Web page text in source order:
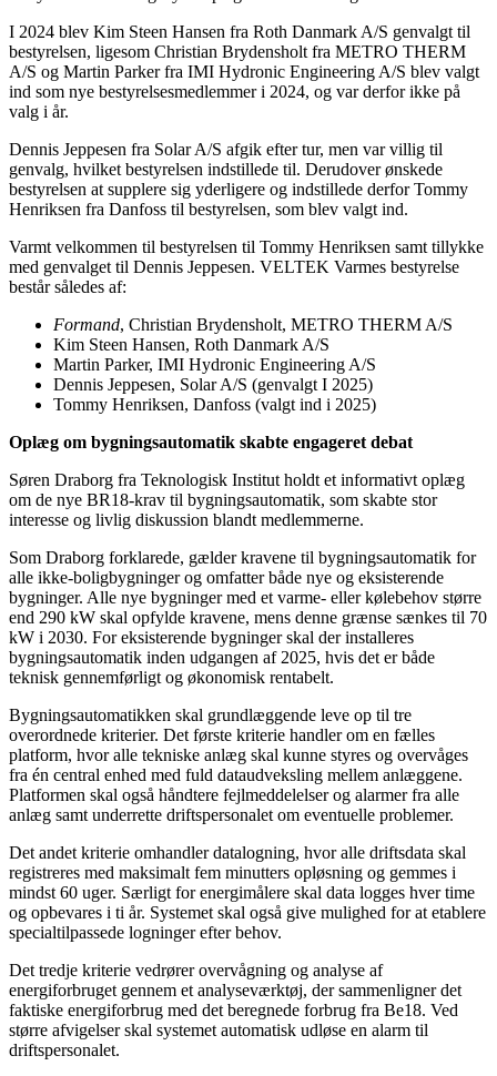
I 2024 blev Kim Steen Hansen fra Roth Danmark A/S genvalgt til
bestyrelsen, ligesom Christian Brydensholt fra METRO THERM
A/S og Martin Parker fra IMI Hydronic Engineering A/S blev valgt
ind som nye bestyrelsesmedlemmer i 2024, og var derfor ikke på
valg i år.
Dennis Jeppesen fra Solar A/S afgik efter tur, men var villig til
genvalg, hvilket bestyrelsen indstillede til. Derudover ønskede
bestyrelsen at supplere sig yderligere og indstillede derfor Tommy
Henriksen fra Danfoss til bestyrelsen, som blev valgt ind.
Varmt velkommen til bestyrelsen til Tommy Henriksen samt tillykke
med genvalget til Dennis Jeppesen. VELTEK Varmes bestyrelse
består således af:
Formand, Christian Brydensholt, METRO THERM A/S
Kim Steen Hansen, Roth Danmark A/S
Martin Parker, IMI Hydronic Engineering A/S
Dennis Jeppesen, Solar A/S (genvalgt I 2025)
Tommy Henriksen, Danfoss (valgt ind i 2025)
Oplæg om bygningsautomatik skabte engageret debat
Søren Draborg fra Teknologisk Institut holdt et informativt oplæg
om de nye BR18-krav til bygningsautomatik, som skabte stor
interesse og livlig diskussion blandt medlemmerne.
Som Draborg forklarede, gælder kravene til bygningsautomatik for
alle ikke-boligbygninger og omfatter både nye og eksisterende
bygninger. Alle nye bygninger med et varme- eller kølebehov større
end 290 kW skal opfylde kravene, mens denne grænse sænkes til 70
kW i 2030. For eksisterende bygninger skal der installeres
bygningsautomatik inden udgangen af 2025, hvis det er både
teknisk gennemførligt og økonomisk rentabelt.
Bygningsautomatikken skal grundlæggende leve op til tre
overordnede kriterier. Det første kriterie handler om en fælles
platform, hvor alle tekniske anlæg skal kunne styres og overvåges
fra én central enhed med fuld dataudveksling mellem anlæggene.
Platformen skal også håndtere fejlmeddelelser og alarmer fra alle
anlæg samt underrette driftspersonalet om eventuelle problemer.
Det andet kriterie omhandler datalogning, hvor alle driftsdata skal
registreres med maksimalt fem minutters opløsning og gemmes i
mindst 60 uger. Særligt for energimålere skal data logges hver time
og opbevares i ti år. Systemet skal også give mulighed for at etablere
specialtilpassede logninger efter behov.
Det tredje kriterie vedrører overvågning og analyse af
energiforbruget gennem et analyseværktøj, der sammenligner det
faktiske energiforbrug med det beregnede forbrug fra Be18. Ved
større afvigelser skal systemet automatisk udløse en alarm til
driftspersonalet.